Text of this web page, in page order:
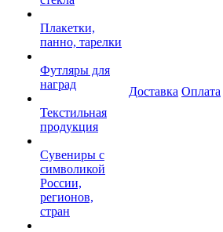
Плакетки,
панно, тарелки
Футляры для
наград
Текстильная
продукция
Сувениры с
символикой
России,
регионов,
стран
Доставка Оплата